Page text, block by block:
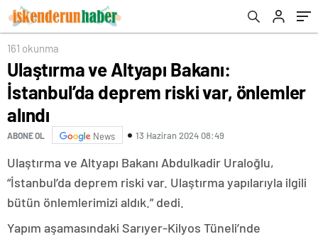
161 okunma
Ulaştırma ve Altyapı Bakanı:
İstanbul’da deprem riski var, önlemler
alındı
ABONE OL News 13 Haziran 2024 08:49
Ulaştırma ve Altyapı Bakanı Abdulkadir Uraloğlu,
“İstanbul’da deprem riski var. Ulaştırma yapılarıyla ilgili
bütün önlemlerimizi aldık.” dedi.
Yapım aşamasındaki Sarıyer-Kilyos Tüneli’nde